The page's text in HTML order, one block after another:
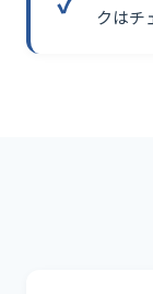
クはチ